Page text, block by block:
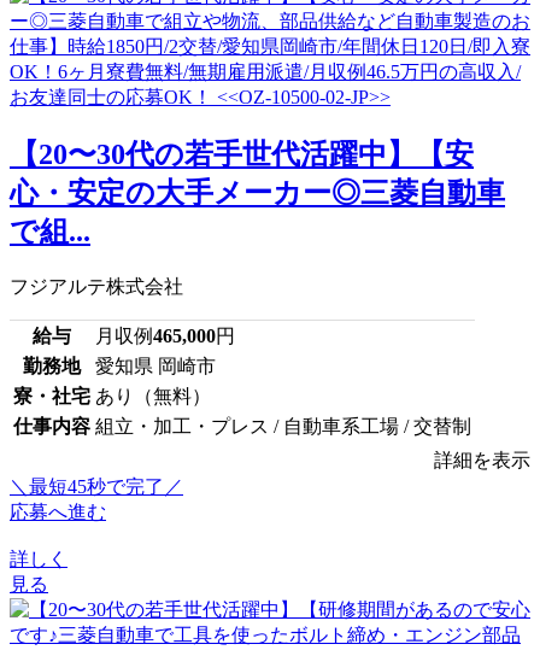
【20〜30代の若手世代活躍中】【安
心・安定の大手メーカー◎三菱自動車
で組...
フジアルテ株式会社
給与 月収例465,000円
勤務地
愛知県 岡崎市
寮・社宅 あり（無料）
仕事内容 組立・加工・プレス / 自動車系工場 / 交替制
詳細を表示
＼最短45秒で完了／
応募へ進む
詳しく
見る